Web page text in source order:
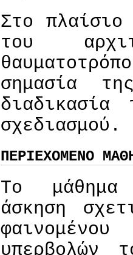
Στο
του
σημασία
διαδικασία
σχεδιασμού.
ΠΕΡΙΕΧΟΜΕΝΟ
Το μάθημα
άσκηση
υπερβολών